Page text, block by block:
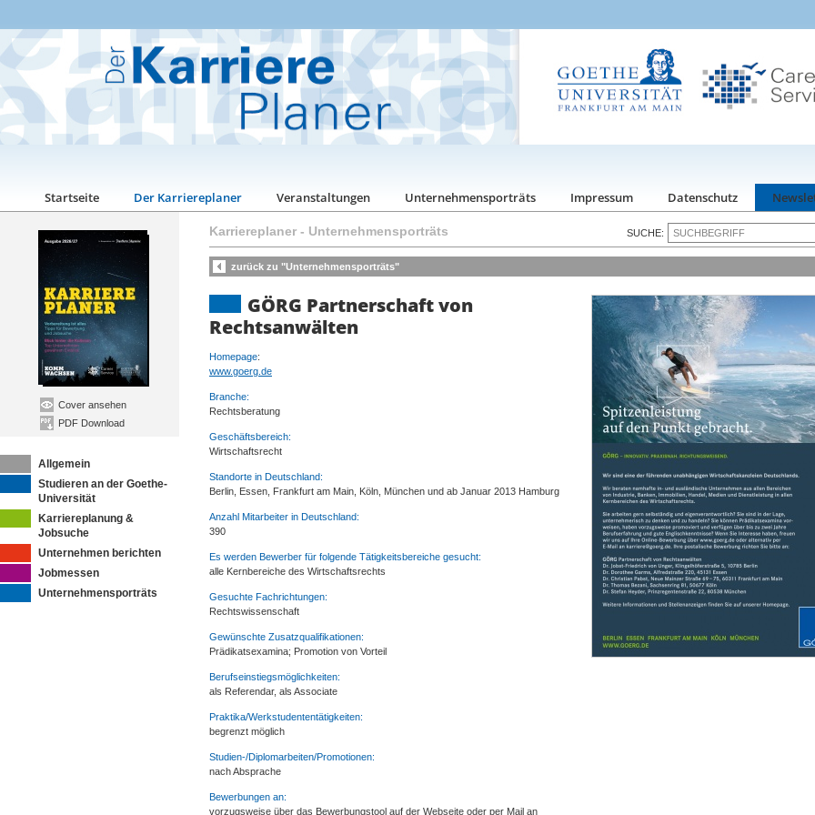
Startseite Der Karriereplaner Veranstaltungen Unternehmensporträts Impressum Datenschutz
Cover ansehen
PDF Download
Allgemein
Studieren an der Goethe-
Universität
Karriereplanung &
Jobsuche
Unternehmen berichten
Jobmessen
Unternehmensporträts
SUCHE:
Karriereplaner - Unternehmensporträts
zurück zu "Unternehmensporträts"
GÖRG Partnerschaft von
Rechtsanwälten
Homepage:
www.goerg.de
Branche:
Rechtsberatung
Geschäftsbereich:
Wirtschaftsrecht
Standorte in Deutschland:
Berlin, Essen, Frankfurt am Main, Köln, München und ab Januar 2013 Hamburg
Anzahl Mitarbeiter in Deutschland:
390
Es werden Bewerber für folgende Tätigkeitsbereiche gesucht:
alle Kernbereiche des Wirtschaftsrechts
Gesuchte Fachrichtungen:
Rechtswissenschaft
Gewünschte Zusatzqualifikationen:
Prädikatsexamina; Promotion von Vorteil
Berufseinstiegsmöglichkeiten:
als Referendar, als Associate
Praktika/Werkstudententätigkeiten:
begrenzt möglich
Studien-/Diplomarbeiten/Promotionen:
nach Absprache
Bewerbungen an:
vorzugsweise über das Bewerbungstool auf der Webseite oder per Mail an